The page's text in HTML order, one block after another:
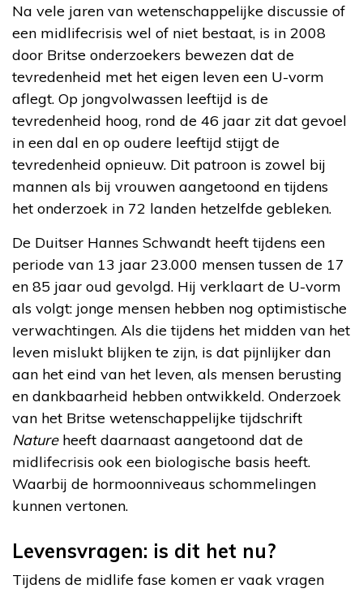
Na vele jaren van wetenschappelijke discussie of
een midlifecrisis wel of niet bestaat, is in 2008
door Britse onderzoekers bewezen dat de
tevredenheid met het eigen leven een U-vorm
aflegt. Op jongvolwassen leeftijd is de
tevredenheid hoog, rond de 46 jaar zit dat gevoel
in een dal en op oudere leeftijd stijgt de
tevredenheid opnieuw. Dit patroon is zowel bij
mannen als bij vrouwen aangetoond en tijdens
het onderzoek in 72 landen hetzelfde gebleken.
De Duitser Hannes Schwandt heeft tijdens een
periode van 13 jaar 23.000 mensen tussen de 17
en 85 jaar oud gevolgd. Hij verklaart de U-vorm
als volgt: jonge mensen hebben nog optimistische
verwachtingen. Als die tijdens het midden van het
leven mislukt blijken te zijn, is dat pijnlijker dan
aan het eind van het leven, als mensen berusting
en dankbaarheid hebben ontwikkeld. Onderzoek
van het Britse wetenschappelijke tijdschrift
Natureheeft daarnaast aangetoond dat de
midlifecrisis ook een biologische basis heeft.
Waarbij de hormoonniveaus schommelingen
kunnen vertonen.
Levensvragen: is dit het nu?
Tijdens de midlife fase komen er vaak vragen